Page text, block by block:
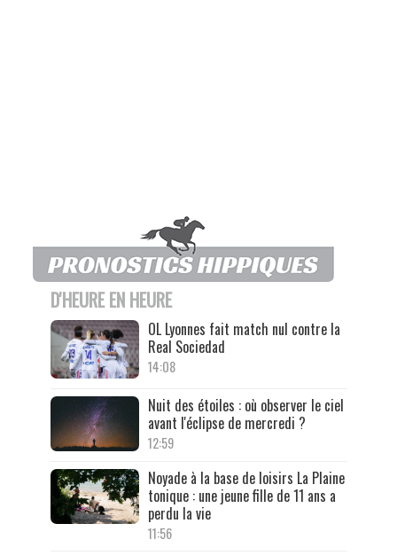
D'HEURE EN HEURE
OL Lyonnes fait match nul contre la
Real Sociedad
14:08
Nuit des étoiles : où observer le ciel
avant l'éclipse de mercredi ?
12:59
Noyade à la base de loisirs La Plaine
tonique : une jeune fille de 11 ans a
perdu la vie
11:56